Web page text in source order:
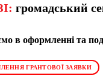
громадський
в оформленні та
ГРАНТОВОЇ ЗАЯВКИ